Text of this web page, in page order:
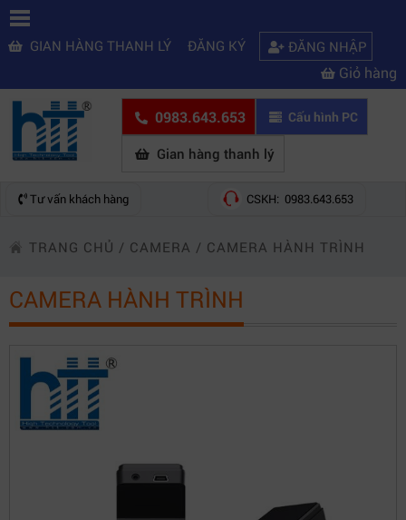
GIAN HÀNG THANH LÝ ĐĂNG KÝ ĐĂNG NHẬP
Giỏ hàng
0983.643.653 Cấu hình PC
Gian hàng thanh lý
Tư vấn khách hàng CSKH: 0983.643.653
TRANG CHỦ / CAMERA / CAMERA HÀNH TRÌNH
CAMERA HÀNH TRÌNH